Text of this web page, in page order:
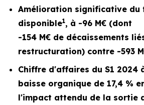
Amélioration significative du
disponible1, à -96 M€ (dont
-154 M€ de décaissements
restructuration) contre -593
Chiffre d'affaires du S1 2024
baisse organique de 17,4 %
l'impact attendu de la sortie